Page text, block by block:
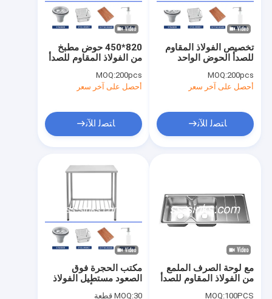
820*450 حوض مطبخ
من الفولاذ المقاوم للصدأ
ذهبية
MOQ:200pcs
أحصل على آخر سعر
ﺎﺘﺼﻟ ﺍﻶﻧ
تخصيص الفولاذ المقاوم
للصدأ الحوض الواحد
الصحي / سلة
MOQ:200pcs
أحصل على آخر سعر
ﺎﺘﺼﻟ ﺍﻶﻧ
مكتب الحجرة فوق
الصعود مستطيل الفولاذ
MOQ:30 قطعة
مع لوحة الصرف الملمع
من الفولاذ المقاوم للصدأ
MOQ:100PCS